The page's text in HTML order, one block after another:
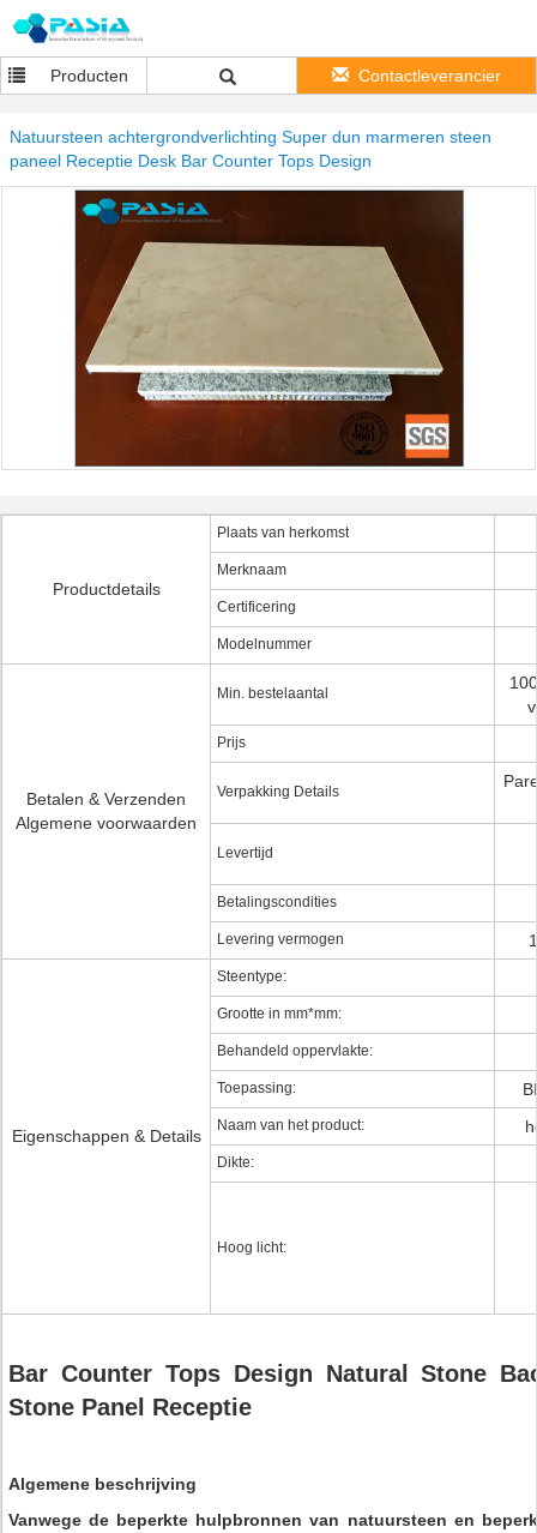
Producten Contactleverancier
Natuursteen achtergrondverlichting Super dun marmeren steen
paneel Receptie Desk Bar Counter Tops Design
Productdetails
Plaats van herkomst
Merknaam
Certificering
Modelnummer
Betalen & Verzenden
Algemene voorwaarden
Min. bestelaantal
Prijs
Verpakking Details
Levertijd
Betalingscondities
Levering vermogen
Eigenschappen & Details
Steentype:
Grootte in mm*mm:
Behandeld oppervlakte:
Toepassing:
Naam van het product:
Dikte:
Hoog licht:
Bar Counter Tops Design Natural Stone
Stone Panel Receptie
Algemene beschrijving
Vanwege de beperkte hulpbronnen van natuursteen en